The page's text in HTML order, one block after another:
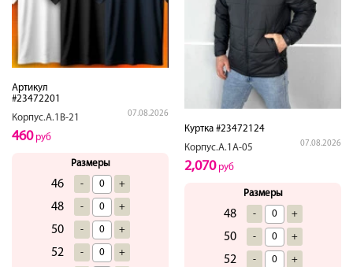
Артикул
#23472201
Корпус.А.1В-21
07.08.2026
460руб
Размеры
46 - +
48 - +
50 - +
52 - +
Куртка #23472124
Корпус.А.1А-05
07.08.2026
2,070руб
Размеры
48 - +
50 - +
52 - +